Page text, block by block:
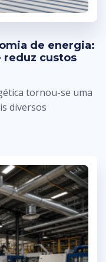
de energia:
custos
tornou-se uma
diversos